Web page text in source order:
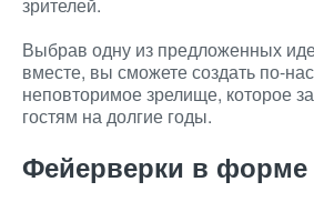
Выбрав одну из предложенных
вместе, вы сможете создать по-
неповторимое зрелище, которое
гостям на долгие годы.
Фейерверки в